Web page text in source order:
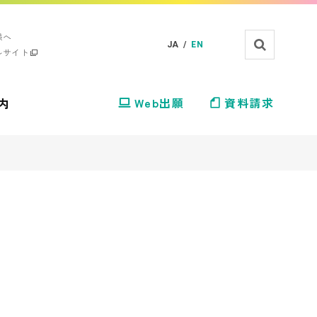
イト
JA / EN
Web出願 資料請求